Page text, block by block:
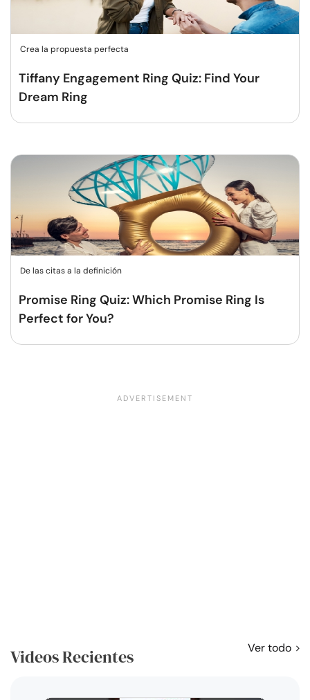
Crea la propuesta perfecta
Tiffany Engagement Ring Quiz: Find Your
Dream Ring
De las citas a la definición
Promise Ring Quiz: Which Promise Ring Is
Perfect for You?
Videos Recientes Ver todo